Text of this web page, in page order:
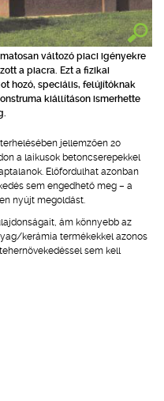
változó piaci igényekre
a piacra. Ezt a fizikai
hozó, speciális, felújítóknak
kiállításon ismerhette
jellemzően 20
a laikusok betoncserepekkel
Előfordulhat azonban
sem engedhető meg – a
nyújt megoldást.
ám könnyebb az
kerámia termékekkel azonos
sem kell